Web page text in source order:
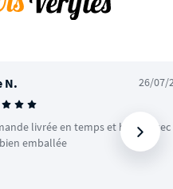
N. 26/07/
livrée en temps et heure avec
emballée